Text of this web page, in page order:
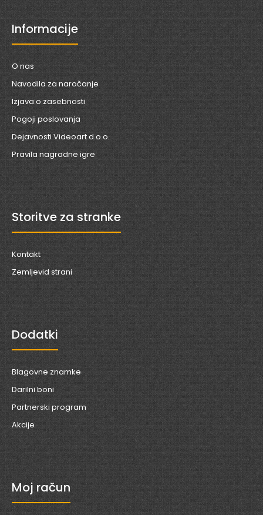
Informacije
O nas
Navodila za naročanje
Izjava o zasebnosti
Pogoji poslovanja
Dejavnosti Videoart d.o.o.
Pravila nagradne igre
Storitve za stranke
Kontakt
Zemljevid strani
Dodatki
Blagovne znamke
Darilni boni
Partnerski program
Akcije
Moj račun